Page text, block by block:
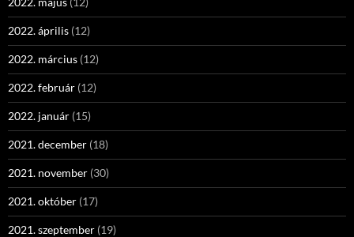
2022. április (12)
2022. március (12)
2022. február (12)
2022. január (15)
2021. december (18)
2021. november (30)
2021. október (17)
2021. szeptember (19)